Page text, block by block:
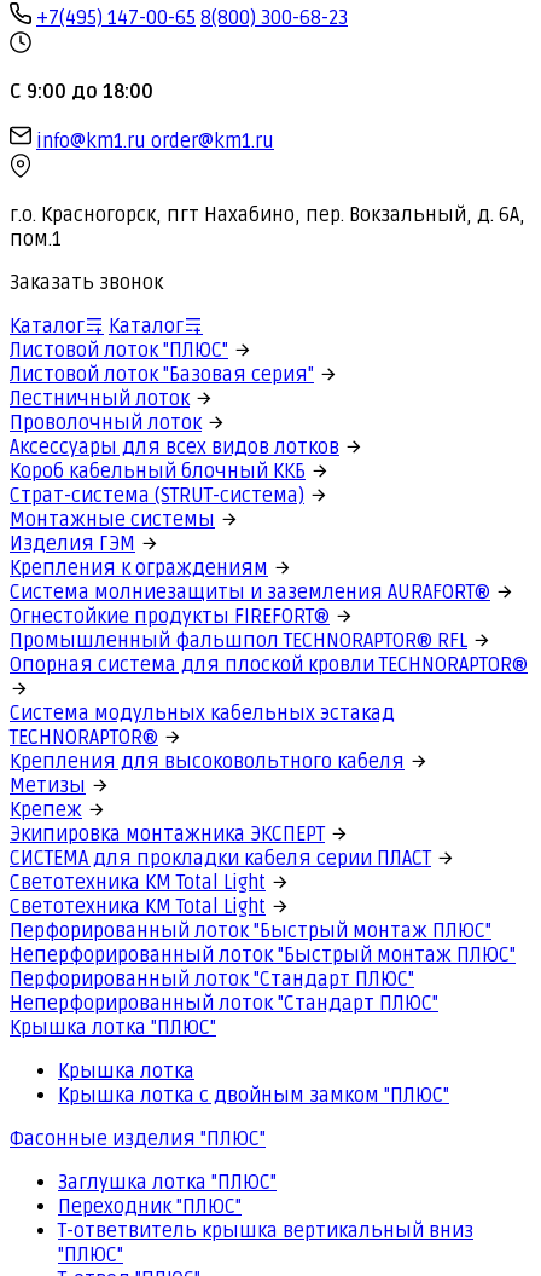
+7(495) 147-00-65 8(800) 300-68-23
С 9:00 до 18:00
info@km1.ru order@km1.ru
г.о. Красногорск, пгт Нахабино, пер. Вокзальный, д. 6А,
пом.1
Заказать звонок
Каталог
Каталог
Листовой лоток "ПЛЮС"
Листовой лоток "Базовая серия"
Лестничный лоток
Проволочный лоток
Аксессуары для всех видов лотков
Короб кабельный блочный ККБ
Страт-система (STRUT-система)
Монтажные системы
Изделия ГЭМ
Крепления к ограждениям
Система молниезащиты и заземления AURAFORT®
Огнестойкие продукты FIREFORT®
Промышленный фальшпол TECHNORAPTOR® RFL
Опорная система для плоской кровли TECHNORAPTOR®
Система модульных кабельных эстакад
TECHNORAPTOR®
Крепления для высоковольтного кабеля
Метизы
Крепеж
Экипировка монтажника ЭКСПЕРТ
СИСТЕМА для прокладки кабеля серии ПЛАСТ
Светотехника КМ Total Light
Светотехника КМ Total Light
Перфорированный лоток "Быстрый монтаж ПЛЮС"
Неперфорированный лоток "Быстрый монтаж ПЛЮС"
Перфорированный лоток "Стандарт ПЛЮС"
Неперфорированный лоток "Стандарт ПЛЮС"
Крышка лотка "ПЛЮС"
Крышка лотка
Крышка лотка с двойным замком "ПЛЮС"
Фасонные изделия "ПЛЮС"
Заглушка лотка "ПЛЮС"
Переходник "ПЛЮС"
Т-ответвитель крышка вертикальный вниз
"ПЛЮС"